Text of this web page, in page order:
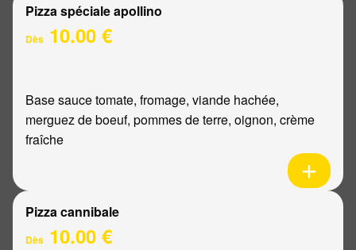
Pizza spéciale apollino
Dès 10.00 €
Base sauce tomate, fromage, viande hachée,
merguez de boeuf, pommes de terre, oignon, crème
fraîche
Pizza cannibale
Dès 10.00 €